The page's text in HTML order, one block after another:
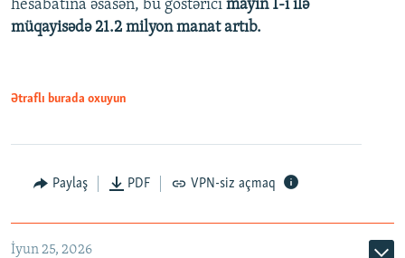
Auto 240p 360p 480p
720p 1080p
hesabatına əsasən, bu göstərici mayın 1-i ilə
müqayisədə 21.2 milyon manat artıb.
Ətraflı burada oxuyun
Paylaş PDF VPN-siz açmaq
İyun 25, 2026